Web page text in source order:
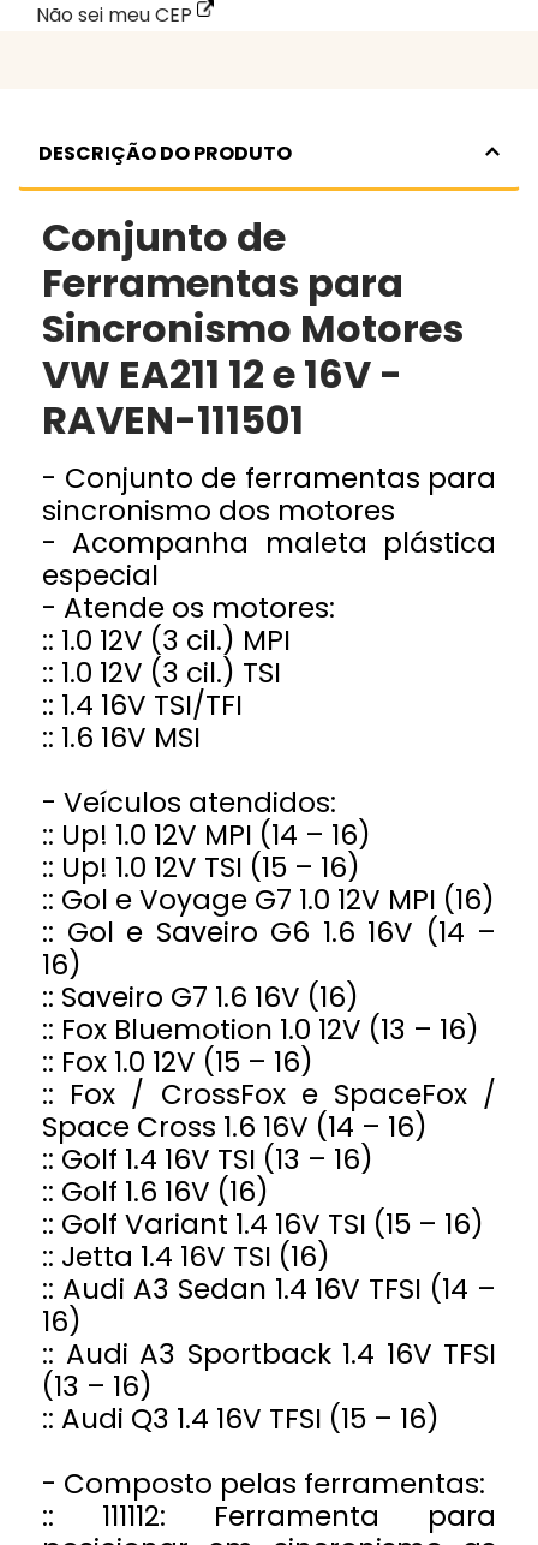
Não sei meu CEP
DESCRIÇÃO DO PRODUTO
Conjunto de
Ferramentas para
Sincronismo Motores
VW EA211 12 e 16V -
RAVEN-111501
- Conjunto de ferramentas para
sincronismo dos motores
- Acompanha maleta plástica
especial
- Atende os motores:
:: 1.0 12V (3 cil.) MPI
:: 1.0 12V (3 cil.) TSI
:: 1.4 16V TSI/TFI
:: 1.6 16V MSI
- Veículos atendidos:
:: Up! 1.0 12V MPI (14 – 16)
:: Up! 1.0 12V TSI (15 – 16)
:: Gol e Voyage G7 1.0 12V MPI (16)
:: Gol e Saveiro G6 1.6 16V (14 –
16)
:: Saveiro G7 1.6 16V (16)
:: Fox Bluemotion 1.0 12V (13 – 16)
:: Fox 1.0 12V (15 – 16)
:: Fox / CrossFox e SpaceFox /
Space Cross 1.6 16V (14 – 16)
:: Golf 1.4 16V TSI (13 – 16)
:: Golf 1.6 16V (16)
:: Golf Variant 1.4 16V TSI (15 – 16)
:: Jetta 1.4 16V TSI (16)
:: Audi A3 Sedan 1.4 16V TFSI (14 –
16)
:: Audi A3 Sportback 1.4 16V TFSI
(13 – 16)
:: Audi Q3 1.4 16V TFSI (15 – 16)
- Composto pelas ferramentas:
:: 111112: Ferramenta para